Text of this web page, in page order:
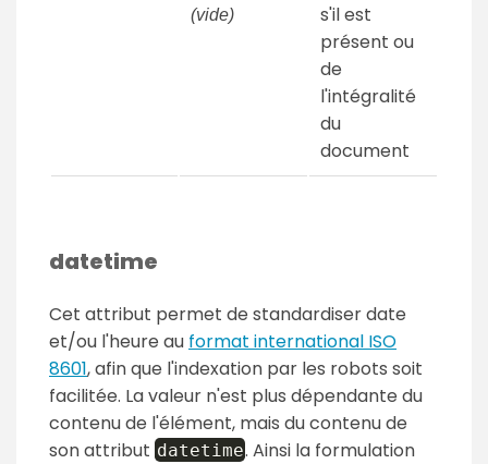
(vide)
s'il est
présent ou
de
l'intégralité
du
document
datetime
Cet attribut permet de standardiser date
et/ou l'heure au format international ISO
8601, afin que l'indexation par les robots soit
facilitée. La valeur n'est plus dépendante du
contenu de l'élément, mais du contenu de
son attribut datetime. Ainsi la formulation